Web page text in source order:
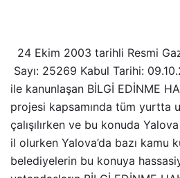
24 Ekim 2003 tarihli Resmi
Sayı: 25269 Kabul Tarihi:
ile kanunlaşan BİLGİ EDİNME
projesi kapsamında tüm yurtta
çalışılırken ve bu konuda
il olurken Yalova’da bazı kamu
belediyelerin bu konuya